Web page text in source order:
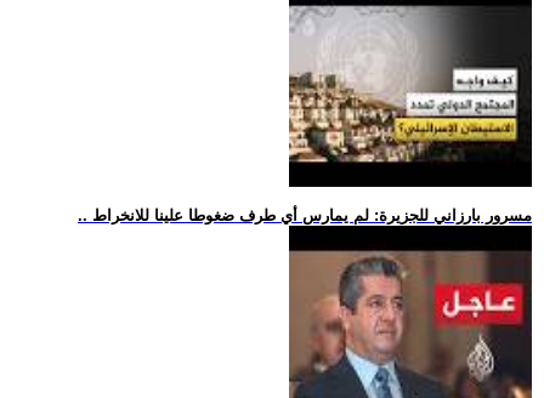
.. مسرور بارزاني للجزيرة: لم يمارس أي طرف ضغوطا علينا للانخراط